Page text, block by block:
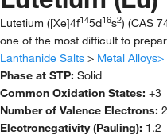
Lutetium ([Xe]4f145d16s2) (CAS
one of the most difficult to
Lanthanide Salts > Metal Alloys>
Phase at STP: Solid
Common Oxidation States: +3
Number of Valence Electrons: 2
Electronegativity (Pauling): 1.2